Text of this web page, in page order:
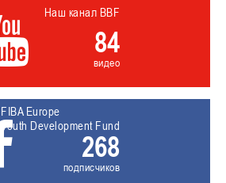
Наш канал BBF
84
видео
FIBA Europe
Youth Development Fund
268
подписчиков